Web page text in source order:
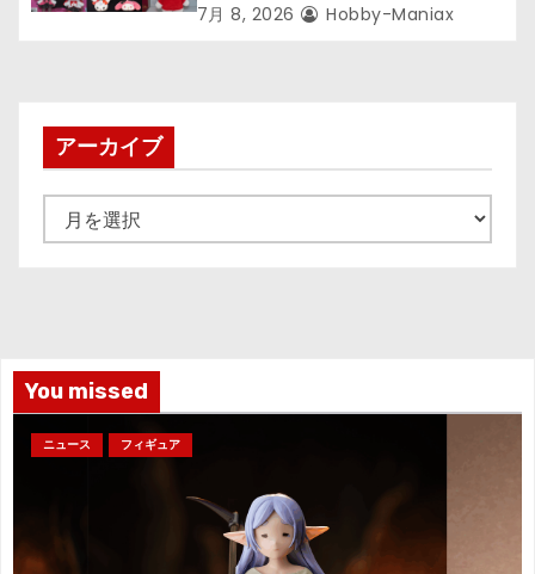
7月 8, 2026 Hobby-Maniax
アーカイブ
ー
You missed
ニュース フィギュア